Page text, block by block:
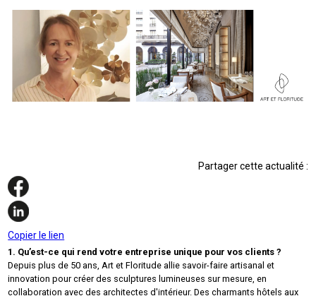
Partager cette actualité :
Copier le lien
1. Qu’est-ce qui rend votre entreprise unique pour vos clients ?
Depuis plus de 50 ans, Art et Floritude allie savoir-faire artisanal et
innovation pour créer des sculptures lumineuses sur mesure, en
collaboration avec des architectes d'intérieur. Des charmants hôtels aux